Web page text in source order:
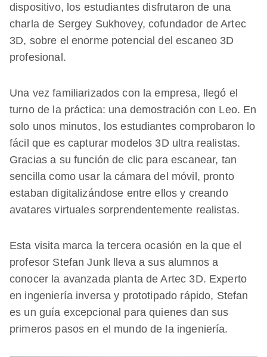
dispositivo, los estudiantes disfrutaron de una
charla de Sergey Sukhovey, cofundador de Artec
3D, sobre el enorme potencial del escaneo 3D
profesional.
Una vez familiarizados con la empresa, llegó el
turno de la práctica: una demostración con Leo. En
solo unos minutos, los estudiantes comprobaron lo
fácil que es capturar modelos 3D ultra realistas.
Gracias a su función de clic para escanear, tan
sencilla como usar la cámara del móvil, pronto
estaban digitalizándose entre ellos y creando
avatares virtuales sorprendentemente realistas.
Esta visita marca la tercera ocasión en la que el
profesor Stefan Junk lleva a sus alumnos a
conocer la avanzada planta de Artec 3D. Experto
en ingeniería inversa y prototipado rápido, Stefan
es un guía excepcional para quienes dan sus
primeros pasos en el mundo de la ingeniería.